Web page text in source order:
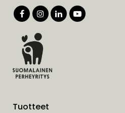
Tuotteet